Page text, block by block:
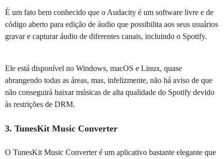
É um fato bem conhecido que o Audacity é um software livre e de
código aberto para edição de áudio que possibilita aos seus usuários
gravar e capturar áudio de diferentes canais, incluindo o Spotify.
Ele está disponível no Windows, macOS e Linux, quase
abrangendo todas as áreas, mas, infelizmente, não há aviso de que
não conseguirá baixar músicas de alta qualidade do Spotify devido
às restrições de DRM.
3. TunesKit Music Converter
O TunesKit Music Converter é um aplicativo bastante elegante que